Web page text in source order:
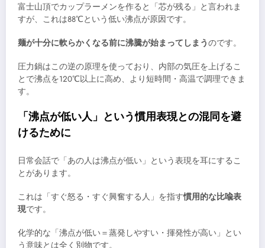
富士山頂でカップラーメンを作ると「芯が残る」と言われま
すが、これは88℃という低い沸点が原因です。
麺が十分に軟らかくなる前に沸騰が始まってしまうのです。
圧力鍋はこの逆の原理を使っており、内部の気圧を上げるこ
とで沸点を120℃以上に高め、より短時間・高温で調理できま
す。
「沸点が低い人」という慣用表現との混同を避
けるために
日常会話で「あの人は沸点が低い」という表現を耳にするこ
とがあります。
これは「すぐ怒る・すぐ興奮する人」を指す慣用的な比喩表
現です。
化学的な「沸点が低い＝蒸発しやすい・揮発性が高い」とい
う意味とは全く別物です。